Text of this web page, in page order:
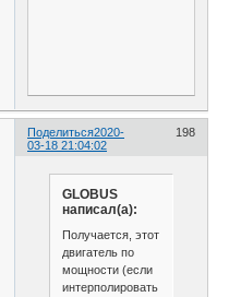
Поделиться 198
2020-
03-18 21:04:02
GLOBUS
написал(а):
Получается, этот
двигатель по
мощности (если
интерполировать